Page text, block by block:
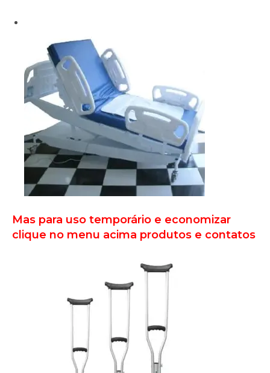
Mas para uso temporário e economizar
clique no menu acima produtos e contatos